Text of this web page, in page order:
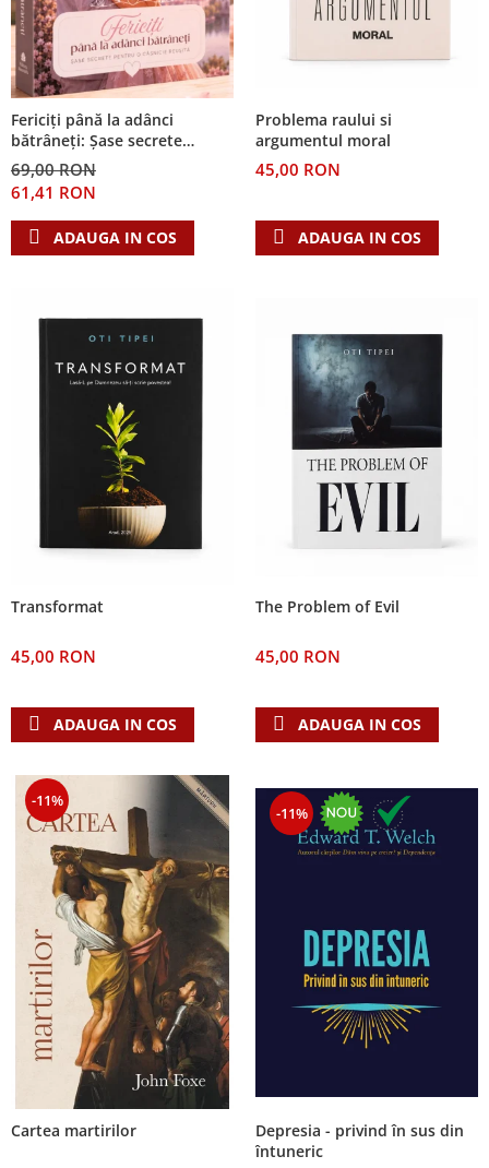
Fericiți până la adânci
bătrâneți: Șase secrete
pentru o căsnicie reușită
69,00 RON
61,41 RON
ADAUGA IN COS
Problema raului si
argumentul moral
45,00 RON
ADAUGA IN COS
Transformat
45,00 RON
ADAUGA IN COS
The Problem of Evil
45,00 RON
ADAUGA IN COS
-11%
Cartea martirilor
-11%
Depresia - privind în sus din
întuneric